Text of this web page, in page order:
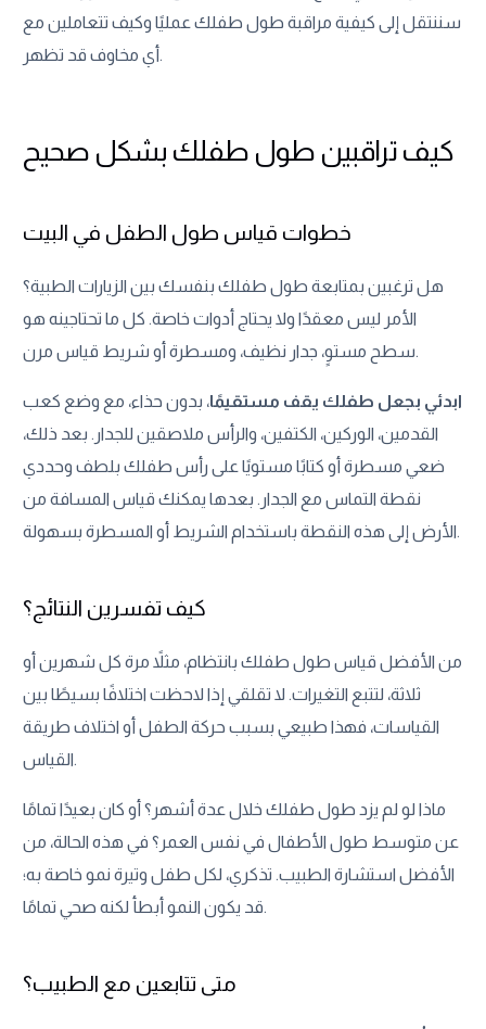
سننتقل إلى كيفية مراقبة طول طفلك عمليًا وكيف تتعاملين مع
أي مخاوف قد تظهر.
كيف تراقبين طول طفلك بشكل صحيح
خطوات قياس طول الطفل في البيت
هل ترغبين بمتابعة طول طفلك بنفسك بين الزيارات الطبية؟
الأمر ليس معقدًا ولا يحتاج أدوات خاصة. كل ما تحتاجينه هو
سطح مستوٍ، جدار نظيف، ومسطرة أو شريط قياس مرن.
ابدئي بجعل طفلك يقف مستقيمًا، بدون حذاء، مع وضع كعب
القدمين، الوركين، الكتفين، والرأس ملاصقين للجدار. بعد ذلك،
ضعي مسطرة أو كتابًا مستويًا على رأس طفلك بلطف وحددي
نقطة التماس مع الجدار. بعدها يمكنك قياس المسافة من
الأرض إلى هذه النقطة باستخدام الشريط أو المسطرة بسهولة.
كيف تفسرين النتائج؟
من الأفضل قياس طول طفلك بانتظام، مثلاً مرة كل شهرين أو
ثلاثة، لتتبع التغيرات. لا تقلقي إذا لاحظت اختلافًا بسيطًا بين
القياسات، فهذا طبيعي بسبب حركة الطفل أو اختلاف طريقة
القياس.
ماذا لو لم يزد طول طفلك خلال عدة أشهر؟ أو كان بعيدًا تمامًا
عن متوسط طول الأطفال في نفس العمر؟ في هذه الحالة، من
الأفضل استشارة الطبيب. تذكري، لكل طفل وتيرة نمو خاصة به؛
قد يكون النمو أبطأ لكنه صحي تمامًا.
متى تتابعين مع الطبيب؟